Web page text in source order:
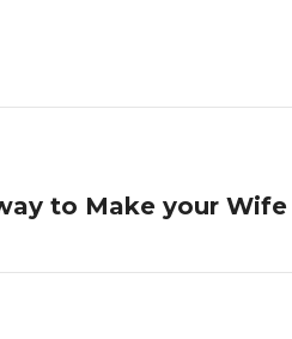
to Make your Wife